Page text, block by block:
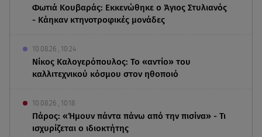
Φωτιά Κουβαράς: Εκκενώθηκε ο Άγιος Στυλιανός
- Κάηκαν κτηνοτροφικές μονάδες
10.08.26 , 10:24
Νίκος Καλογερόπουλος: Το «αντίο» του
καλλιτεχνικού κόσμου στον ηθοποιό
10.08.26 , 10:18
Πάρος: «Ήμουν πάντα πάνω από την πισίνα» - Τι
ισχυρίζεται ο ιδιοκτήτης